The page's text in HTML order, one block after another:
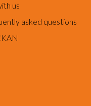
us
asked questions